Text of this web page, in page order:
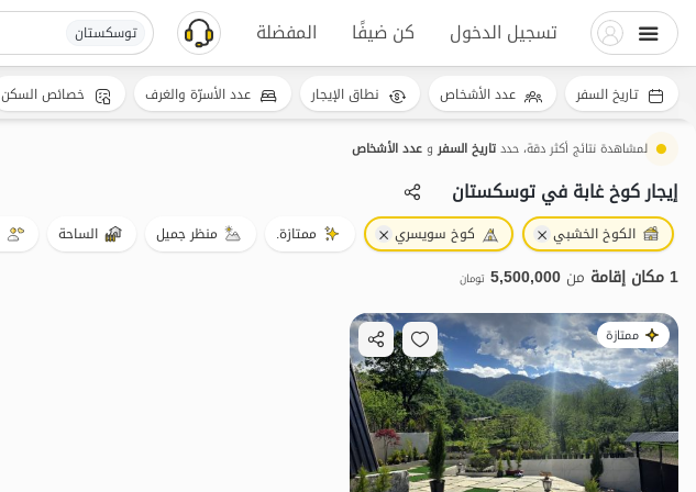
تسجيل الدخول كن ضيفًا المفضلة توسکستان
لمشاهدة نتائج أكثر دقة، حددتاريخ السفروعدد الأشخاص
إيجار كوخ غابة في توسکستان
الكوخ الخشبي كوخ سويسري ممتازة. منظر جميل الساحة
1 مكان إقامة من 5,500,000 تومان
ممتازة
تاريخ السفر عدد الأشخاص نطاق الإيجار عدد الأسرّة والغرف خصائص السكن